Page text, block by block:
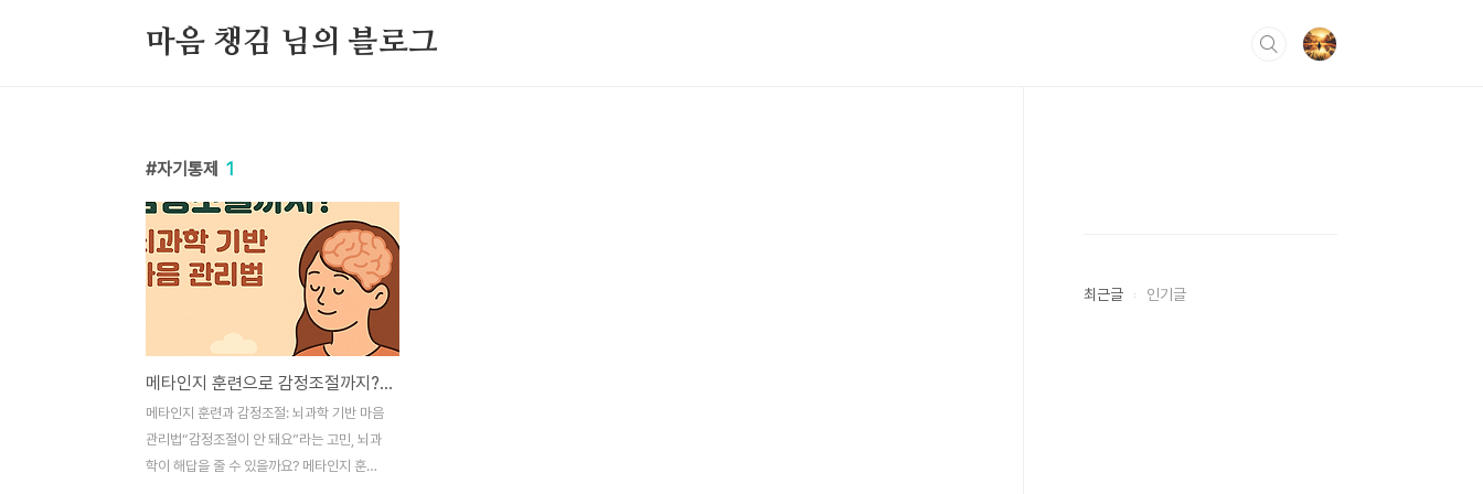
마음 챙김 님의 블로그
자기통제 1
메타인지 훈련으로 감정조절까지? 뇌과학 기반 마음 관리법
메타인지 훈련과 감정조절: 뇌과학 기반 마음
관리법“감정조절이 안 돼요”라는 고민, 뇌과
학이 해답을 줄 수 있을까요? 메타인지 훈련
최근글 인기글